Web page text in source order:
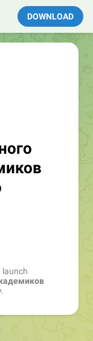
DOWNLOAD
launch